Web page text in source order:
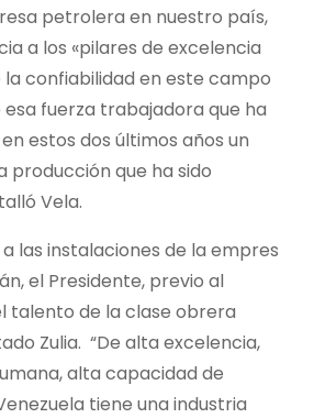
petrolera en nuestro país,
a los «pilares de excelencia
confiabilidad en este campo
fuerza trabajadora que ha
estos dos últimos años un
producción que ha sido
Vela.
las instalaciones de la empres
el Presidente, previo al
talento de la clase obrera
Zulia. “De alta excelencia,
alta capacidad de
tiene una industria